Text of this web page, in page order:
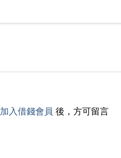
加入借錢會員 後，方可留言